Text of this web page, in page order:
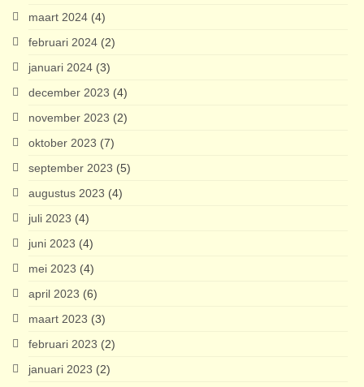
maart 2024 (4)
februari 2024 (2)
januari 2024 (3)
december 2023 (4)
november 2023 (2)
oktober 2023 (7)
september 2023 (5)
augustus 2023 (4)
juli 2023 (4)
juni 2023 (4)
mei 2023 (4)
april 2023 (6)
maart 2023 (3)
februari 2023 (2)
januari 2023 (2)